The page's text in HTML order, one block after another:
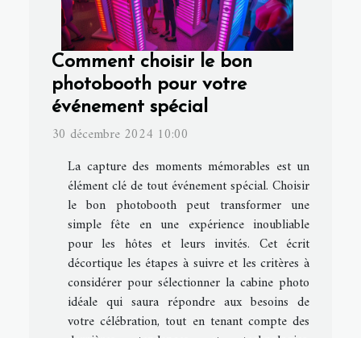
Comment choisir le bon
photobooth pour votre
événement spécial
30 décembre 2024 10:00
La capture des moments mémorables est un
élément clé de tout événement spécial. Choisir
le bon photobooth peut transformer une
simple fête en une expérience inoubliable
pour les hôtes et leurs invités. Cet écrit
décortique les étapes à suivre et les critères à
considérer pour sélectionner la cabine photo
idéale qui saura répondre aux besoins de
votre célébration, tout en tenant compte des